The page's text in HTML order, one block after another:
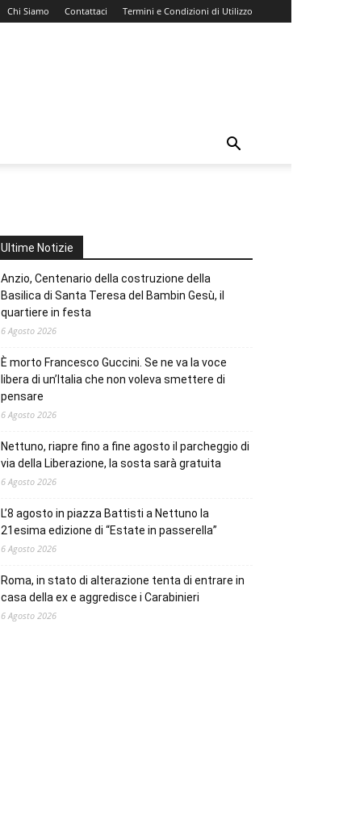
Chi Siamo Contattaci Termini e Condizioni di Utilizzo
Ultime Notizie
Anzio, Centenario della costruzione della
Basilica di Santa Teresa del Bambin Gesù, il
quartiere in festa
6 Agosto 2026
È morto Francesco Guccini. Se ne va la voce
libera di un’Italia che non voleva smettere di
pensare
6 Agosto 2026
Nettuno, riapre fino a fine agosto il parcheggio di
via della Liberazione, la sosta sarà gratuita
6 Agosto 2026
L’8 agosto in piazza Battisti a Nettuno la
21esima edizione di “Estate in passerella”
6 Agosto 2026
Roma, in stato di alterazione tenta di entrare in
casa della ex e aggredisce i Carabinieri
6 Agosto 2026